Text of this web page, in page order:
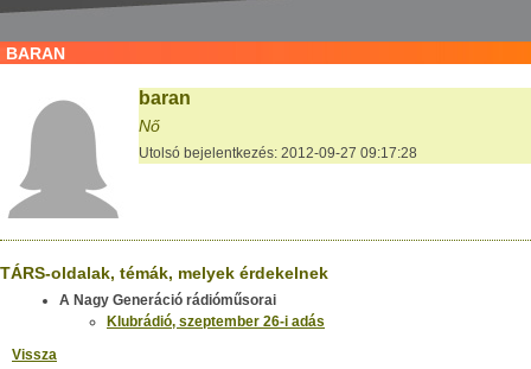
BARAN
baran
Nő
Utolsó bejelentkezés: 2012-09-27 09:17:28
TÁRS-oldalak, témák, melyek érdekelnek
A Nagy Generáció rádióműsorai
Klubrádió, szeptember 26-i adás
Vissza